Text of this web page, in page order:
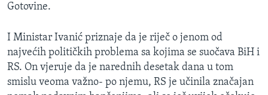
Gotovine.
I Ministar Ivanić priznaje da je riječ o jenom od
najvećih političkih problema sa kojima se suočava BiH i
RS. On vjeruje da je narednih desetak dana u tom
smislu veoma važno- po njemu, RS je učinila značajan